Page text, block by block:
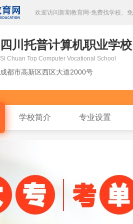
欢迎访问新期教育网-免费找学校、
四川托普计算机职业学校
Si Chuan Top Computer Vocational School
成都市高新区西区大道2000号
学校简介 专业设置